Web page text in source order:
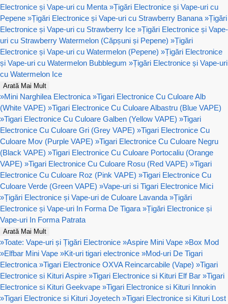
Electronice și Vape-uri cu Menta »Țigări Electronice și Vape-uri cu
Pepene »Țigări Electronice și Vape-uri cu Strawberry Banana »Țigări
Electronice și Vape-uri cu Strawberry Ice »Țigări Electronice și Vape-
uri cu Strawberry Watermelon (Căpșuni și Pepene) »Țigări
Electronice și Vape-uri cu Watermelon (Pepene) »Țigări Electronice
și Vape-uri cu Watermelon Bubblegum »Țigări Electronice și Vape-uri
cu Watermelon Ice
Arată Mai Mult
»Mini Narghilea Electronica »Tigari Electronice Cu Culoare Alb
(White VAPE) »Tigari Electronice Cu Culoare Albastru (Blue VAPE)
»Tigari Electronice Cu Culoare Galben (Yellow VAPE) »Tigari
Electronice Cu Culoare Gri (Grey VAPE) »Tigari Electronice Cu
Culoare Mov (Purple VAPE) »Tigari Electronice Cu Culoare Negru
(Black VAPE) »Tigari Electronice Cu Culoare Portocaliu (Orange
VAPE) »Tigari Electronice Cu Culoare Rosu (Red VAPE) »Tigari
Electronice Cu Culoare Roz (Pink VAPE) »Tigari Electronice Cu
Culoare Verde (Green VAPE) »Vape-uri si Tigari Electronice Mici
»Țigări Electronice și Vape-uri de Culoare Lavanda »Țigări
Electronice și Vape-uri In Forma De Tigara »Țigări Electronice și
Vape-uri In Forma Patrata
Arată Mai Mult
»Toate: Vape-uri și Țigări Electronice »Aspire Mini Vape »Box Mod
»Elfbar Mini Vape »Kit-uri tigari electronice »Mod-uri De Tigari
Electronica »Tigari Electronice OXVA Reincarcabile (Vape) »Tigari
Electronice si Kituri Aspire »Tigari Electronice si Kituri Elf Bar »Tigari
Electronice si Kituri Geekvape »Tigari Electronice si Kituri Innokin
»Tigari Electronice si Kituri Joyetech »Tigari Electronice si Kituri Lost